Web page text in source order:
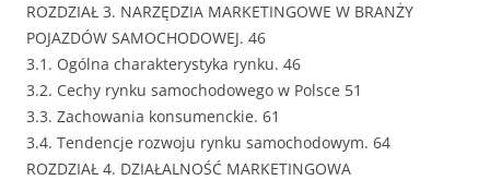
ROZDZIAŁ 3. NARZĘDZIA MARKETINGOWE W BRANŻY
POJAZDÓW SAMOCHODOWEJ. 46
3.1. Ogólna charakterystyka rynku. 46
3.2. Cechy rynku samochodowego w Polsce 51
3.3. Zachowania konsumenckie. 61
3.4. Tendencje rozwoju rynku samochodowym. 64
ROZDZIAŁ 4. DZIAŁALNOŚĆ MARKETINGOWA